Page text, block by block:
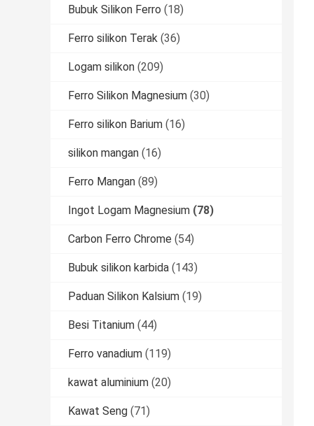
Bubuk Silikon Ferro (18)
Ferro silikon Terak (36)
Logam silikon (209)
Ferro Silikon Magnesium (30)
Ferro silikon Barium (16)
silikon mangan (16)
Ferro Mangan (89)
Ingot Logam Magnesium (78)
Carbon Ferro Chrome (54)
Bubuk silikon karbida (143)
Paduan Silikon Kalsium (19)
Besi Titanium (44)
Ferro vanadium (119)
kawat aluminium (20)
Kawat Seng (71)